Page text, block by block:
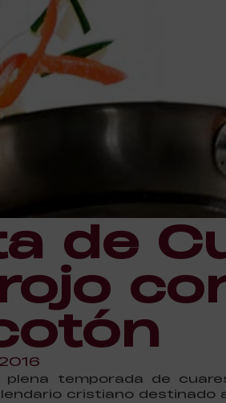
de
temporada de
cristiano destinado